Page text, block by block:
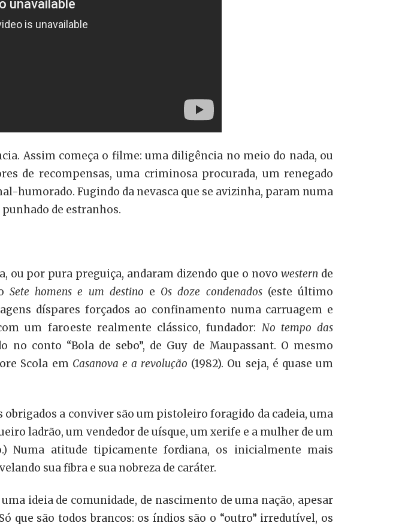
Assim começa o filme: uma diligência no meio do nada, ou
de recompensas, uma criminosa procurada, um renegado
humorado. Fugindo da nevasca que se avizinha, param numa
de estranhos.
ou por pura preguiça, andaram dizendo que o novowestern de
Sete homens e um destino e Os doze condenados (este último
díspares forçados ao confinamento numa carruagem e
um faroeste realmente clássico, fundador: No tempo das
no conto “Bola de sebo”, de Guy de Maupassant. O mesmo
Scola em Casanova e a revolução (1982). Ou seja, é quase um
obrigados a conviver são um pistoleiro foragido da cadeia, uma
ladrão, um vendedor de uísque, um xerife e a mulher de um
Numa atitude tipicamente fordiana, os inicialmente mais
sua fibra e sua nobreza de caráter.
ideia de comunidade, de nascimento de uma nação, apesar
que são todos brancos: os índios são o “outro” irredutível, os